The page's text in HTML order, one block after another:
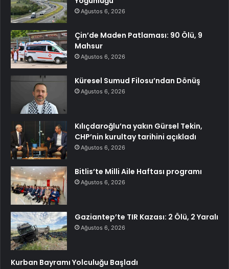
Ağustos 6, 2026
Çin’de Maden Patlaması: 90 Ölü, 9
Mahsur
Ağustos 6, 2026
Küresel Sumud Filosu’ndan Dönüş
Ağustos 6, 2026
Kılıçdaroğlu’na yakın Gürsel Tekin,
CHP’nin kurultay tarihini açıkladı
Ağustos 6, 2026
Bitlis’te Milli Aile Haftası programı
Ağustos 6, 2026
Gaziantep’te TIR Kazası: 2 Ölü, 2 Yaralı
Ağustos 6, 2026
Kurban Bayramı Yolculuğu Başladı